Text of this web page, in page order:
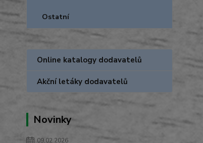
Ostatní
Online katalogy dodavatelů
Akční letáky dodavatelů
Novinky
09.02.2026